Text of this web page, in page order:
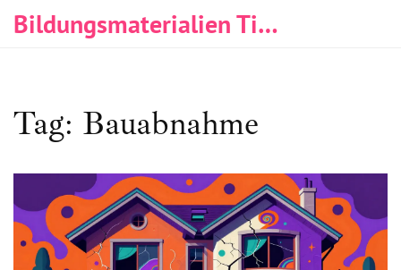
Bildungsmaterialien Tischlerei & Immobilien
Tag: Bauabnahme